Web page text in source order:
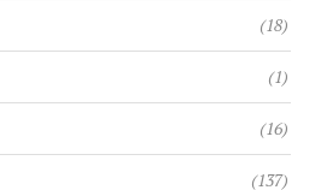
(18)
(1)
(16)
(137)